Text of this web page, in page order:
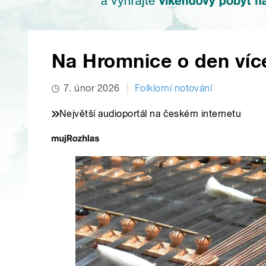
Na Hromnice o den
7. únor 2026 Folklorní notování
Největší audioportál na českém internetu